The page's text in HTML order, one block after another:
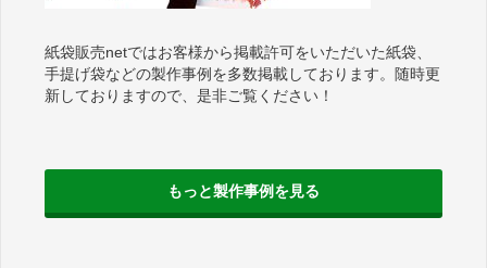
紙袋販売netではお客様から掲載許可をいただいた紙袋、
手提げ袋などの製作事例を多数掲載しております。随時更
新しておりますので、是非ご覧ください！
もっと製作事例を見る